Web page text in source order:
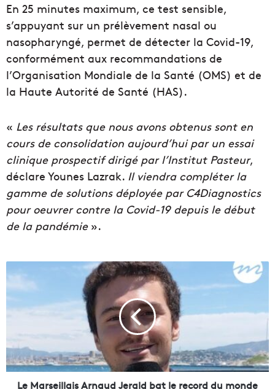
En 25 minutes maximum, ce test sensible,
s’appuyant sur un prélèvement nasal ou
nasopharyngé, permet de détecter la Covid-19,
conformément aux recommandations de
l’Organisation Mondiale de la Santé (OMS) et de
la Haute Autorité de Santé (HAS).
« Les résultats que nous avons obtenus sont en
cours de consolidation aujourd’hui par un essai
clinique prospectif dirigé par l’Institut Pasteur,
déclare Younes Lazrak. Il viendra compléter la
gamme de solutions déployée par C4Diagnostics
pour oeuvrer contre la Covid-19 depuis le début
de la pandémie».
e
M
a
e
i
l
Le Marseillais Arnaud Jerald bat le record du monde